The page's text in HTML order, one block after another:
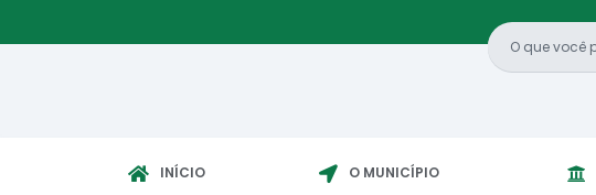
INÍCIO O MUNICÍPIO